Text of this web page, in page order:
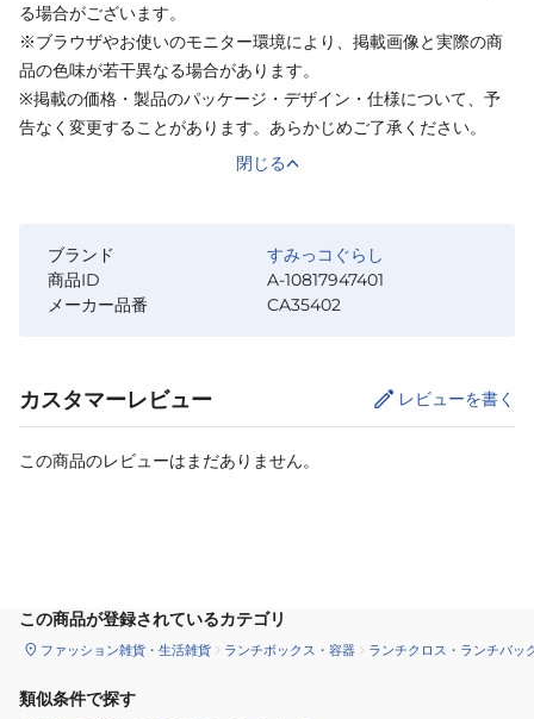
る場合がございます。
※ブラウザやお使いのモニター環境により、掲載画像と実際の商
品の色味が若干異なる場合があります。
※掲載の価格・製品のパッケージ・デザイン・仕様について、予
告なく変更することがあります。あらかじめご了承ください。
閉じる
ブランド
すみっコぐらし
商品ID
A-10817947401
メーカー品番
CA35402
カスタマーレビュー レビューを書く
この商品のレビューはまだありません。
この商品が登録されているカテゴリ
ファッション雑貨・生活雑貨 ランチボックス・容器 ランチクロス・ランチバッ
類似条件で探す